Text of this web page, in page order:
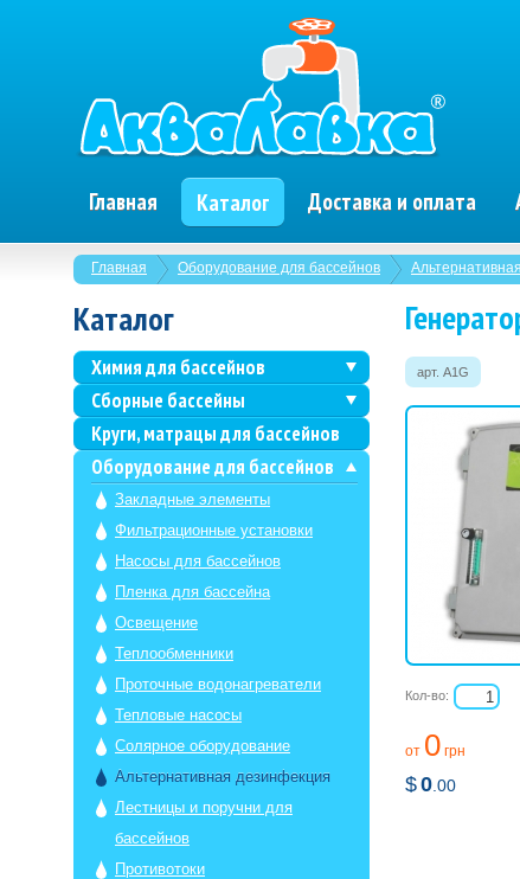
Главная Каталог Доставка и оплата
Главная Оборудование для бассейнов
арт. A1G
от 0 грн
$0 .00
Кол-во:
Каталог
Химия для бассейнов
Сборные бассейны
Круги, матрацы для бассейнов
Оборудование для бассейнов
Закладные элементы
Фильтрационные установки
Насосы для бассейнов
Пленка для бассейна
Освещение
Теплообменники
Проточные водонагреватели
Тепловые насосы
Солярное оборудование
Альтернативная дезинфекция
Лестницы и поручни для
бассейнов
Противотоки